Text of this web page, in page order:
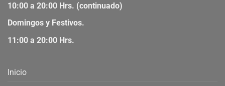
10:00 a 20:00 Hrs. (continuado)
Domingos y Festivos.
11:00 a 20:00 Hrs.
Inicio